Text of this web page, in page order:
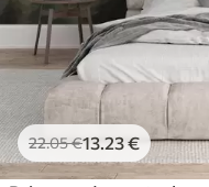
22.05€13 .23€